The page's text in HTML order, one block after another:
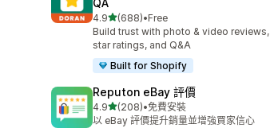
QA
4.9滿分 5 顆星
(688)
共有 688 則評價
•Free
Build trust with photo & video reviews,
star ratings, and Q&A
Built for Shopify
Reputon eBay 評價
4.9滿分 5 顆星
(208)
共有 208 則評價
•免費安裝
以 eBay 評價提升銷量並增強買家信心